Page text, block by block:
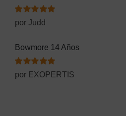
Valorado
con
por Judd
Bowmore 14 Años
Valorado
con
por EXOPERTIS